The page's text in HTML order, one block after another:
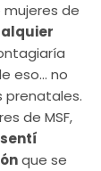
mujeres de
eso… no
prenatales.
de MSF,
que se